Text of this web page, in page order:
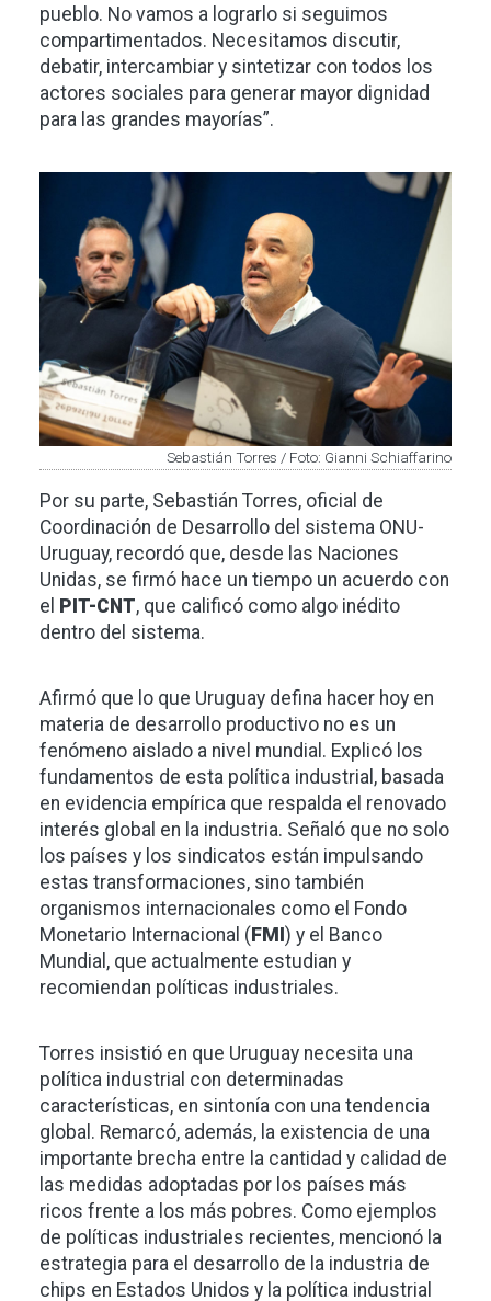
pueblo. No vamos a lograrlo si seguimos
compartimentados. Necesitamos discutir,
debatir, intercambiar y sintetizar con todos los
actores sociales para generar mayor dignidad
para las grandes mayorías”.
Sebastián Torres / Foto: Gianni Schiaffarino
Por su parte, Sebastián Torres, oficial de
Coordinación de Desarrollo del sistema ONU-
Uruguay, recordó que, desde las Naciones
Unidas, se firmó hace un tiempo un acuerdo con
el
PIT-CNT, que calificó como algo inédito
dentro del sistema.
Afirmó que lo que Uruguay defina hacer hoy en
materia de desarrollo productivo no es un
fenómeno aislado a nivel mundial. Explicó los
fundamentos de esta política industrial, basada
en evidencia empírica que respalda el renovado
interés global en la industria. Señaló que no solo
los países y los sindicatos están impulsando
estas transformaciones, sino también
organismos internacionales como el Fondo
Monetario Internacional ( FMI ) y el Banco
Mundial, que actualmente estudian y
recomiendan políticas industriales.
Torres insistió en que Uruguay necesita una
política industrial con determinadas
características, en sintonía con una tendencia
global. Remarcó, además, la existencia de una
importante brecha entre la cantidad y calidad de
las medidas adoptadas por los países más
ricos frente a los más pobres. Como ejemplos
de políticas industriales recientes, mencionó la
estrategia para el desarrollo de la industria de
chips en Estados Unidos y la política industrial